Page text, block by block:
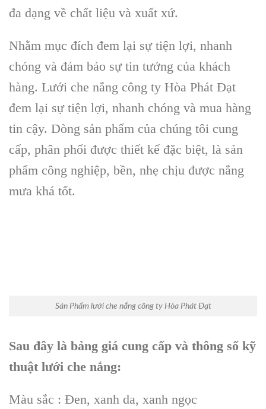
đa dạng về chất liệu và xuất xứ.
Nhằm mục đích đem lại sự tiện lợi, nhanh
chóng và đảm bảo sự tin tưởng của khách
hàng. Lưới che nắng công ty Hòa Phát Đạt
đem lại sự tiện lợi, nhanh chóng và mua hàng
tin cậy. Dòng sản phẩm của chúng tôi cung
cấp, phân phối được thiết kế đặc biệt, là sản
phẩm công nghiệp, bền, nhẹ chịu được nắng
mưa khá tốt.
Sản Phẩm lưới che nắng công ty Hòa Phát Đạt
Sau đây là bảng giá cung cấp và thông số kỹ
thuật lưới che nắng:
Màu sắc : Đen, xanh da, xanh ngọc